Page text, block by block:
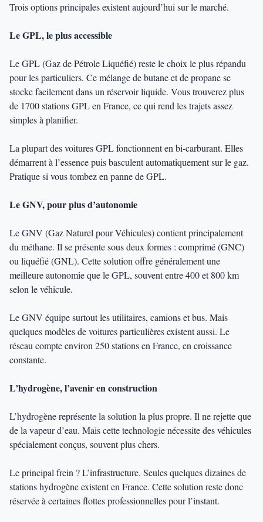
Trois options principales existent aujourd’hui sur le marché.
Le GPL, le plus accessible
Le GPL (Gaz de Pétrole Liquéfié) reste le choix le plus répandu
pour les particuliers. Ce mélange de butane et de propane se
stocke facilement dans un réservoir liquide. Vous trouverez plus
de 1700 stations GPL en France, ce qui rend les trajets assez
simples à planifier.
La plupart des voitures GPL fonctionnent en bi-carburant. Elles
démarrent à l’essence puis basculent automatiquement sur le gaz.
Pratique si vous tombez en panne de GPL.
Le GNV, pour plus d’autonomie
Le GNV (Gaz Naturel pour Véhicules) contient principalement
du méthane. Il se présente sous deux formes : comprimé (GNC)
ou liquéfié (GNL). Cette solution offre généralement une
meilleure autonomie que le GPL, souvent entre 400 et 800 km
selon le véhicule.
Le GNV équipe surtout les utilitaires, camions et bus. Mais
quelques modèles de voitures particulières existent aussi. Le
réseau compte environ 250 stations en France, en croissance
constante.
L’hydrogène, l’avenir en construction
L’hydrogène représente la solution la plus propre. Il ne rejette que
de la vapeur d’eau. Mais cette technologie nécessite des véhicules
spécialement conçus, souvent plus chers.
Le principal frein ? L’infrastructure. Seules quelques dizaines de
stations hydrogène existent en France. Cette solution reste donc
réservée à certaines flottes professionnelles pour l’instant.